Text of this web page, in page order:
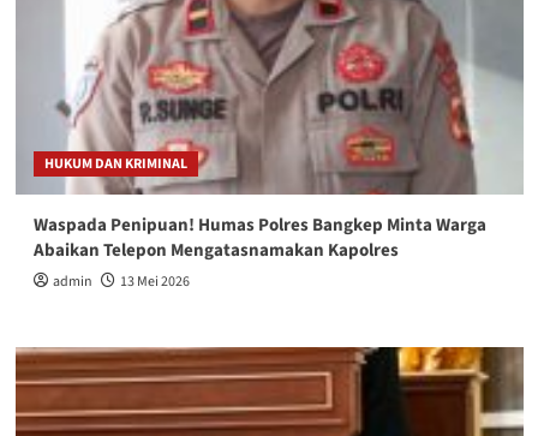
HUKUM DAN KRIMINAL
Waspada Penipuan! Humas Polres Bangkep Minta Warga
Abaikan Telepon Mengatasnamakan Kapolres
admin 13 Mei 2026